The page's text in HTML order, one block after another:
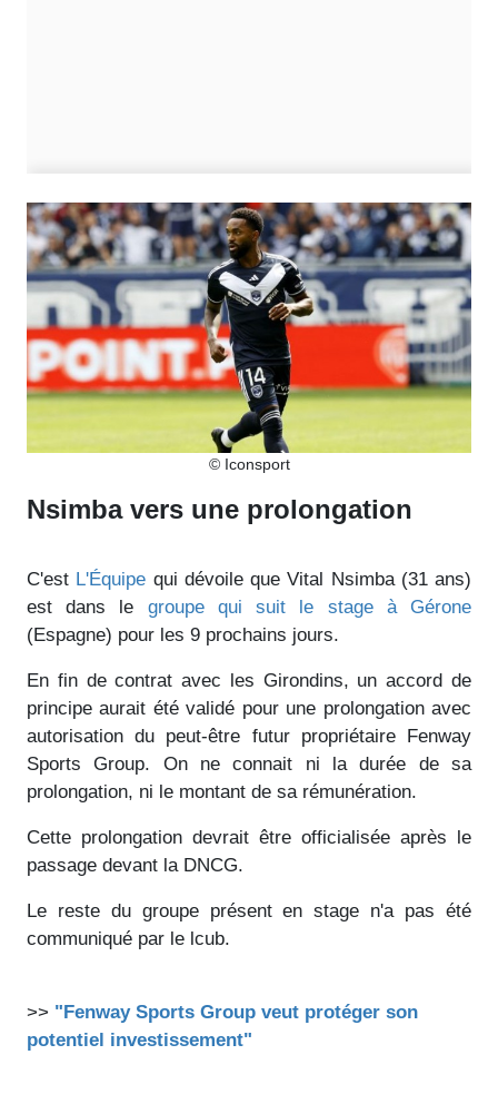
© Iconsport
Nsimba vers une prolongation
C'est L'Équipe qui dévoile que Vital Nsimba (31 ans)
est dans le groupe qui suit le stage à Gérone
(Espagne) pour les 9 prochains jours.
En fin de contrat avec les Girondins, un accord de
principe aurait été validé pour une prolongation avec
autorisation du peut-être futur propriétaire Fenway
Sports Group. On ne connait ni la durée de sa
prolongation, ni le montant de sa rémunération.
Cette prolongation devrait être officialisée après le
passage devant la DNCG.
Le reste du groupe présent en stage n'a pas été
communiqué par le lcub.
>> "Fenway Sports Group veut protéger son
potentiel investissement"